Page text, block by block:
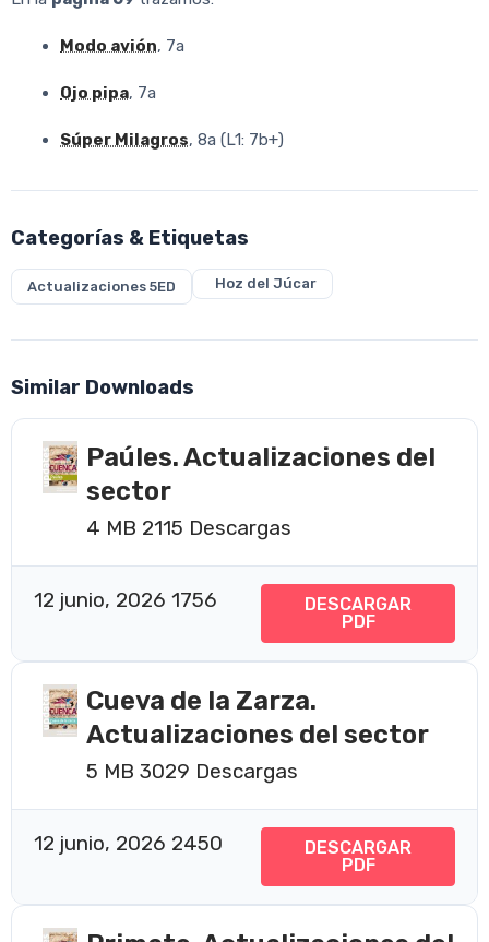
Modo avión, 7a
Ojo pipa, 7a
Súper Milagros, 8a (L1: 7b+)
Categorías & Etiquetas
Actualizaciones 5ED Hoz del Júcar
Similar Downloads
Paúles. Actualizaciones del
sector
4 MB 2115 Descargas
12 junio, 2026 1756
DESCARGAR
PDF
Cueva de la Zarza.
Actualizaciones del sector
5 MB 3029 Descargas
12 junio, 2026 2450
DESCARGAR
PDF